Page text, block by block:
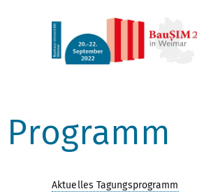
Programm
Aktuelles Tagungsprogramm